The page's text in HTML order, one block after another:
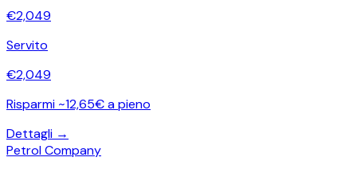
€2,049
Servito
€2,049
Risparmi ~12,65€ a pieno
Dettagli →
Petrol Company